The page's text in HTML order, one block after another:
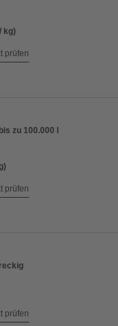
kg)
prüfen
zu 100.000 l
prüfen
prüfen